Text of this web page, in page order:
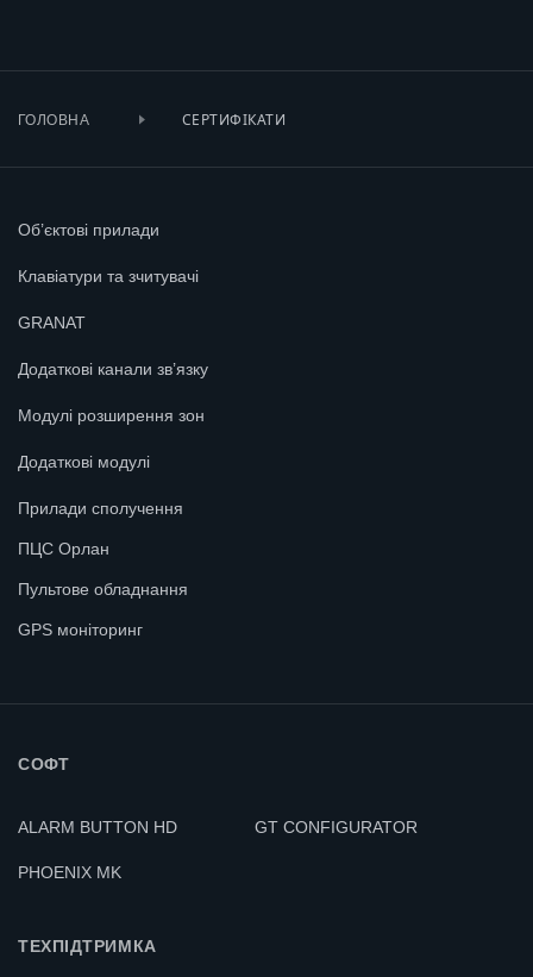
ГОЛОВНА СЕРТИФІКАТИ
Об’єктові прилади
Клавіатури та зчитувачі
GRANAT
Додаткові канали зв’язку
Модулі розширення зон
Додаткові модулі
Прилади сполучення
ПЦС Орлан
Пультове обладнання
GPS моніторинг
СОФТ
ALARM BUTTON HD GT CONFIGURATOR
PHOENIX MK
ТЕХПІДТРИМКА